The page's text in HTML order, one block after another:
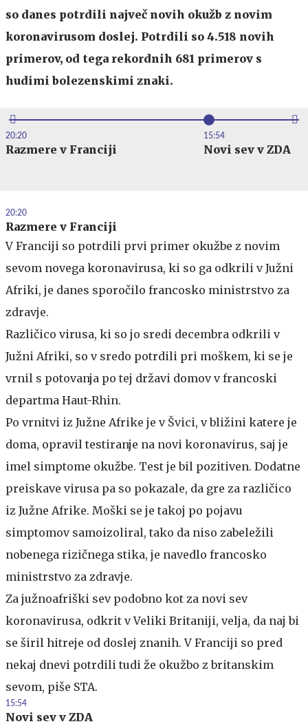
so danes potrdili največ novih okužb z novim
koronavirusom doslej. Potrdili so 4.518 novih
primerov, od tega rekordnih 681 primerov s
hudimi bolezenskimi znaki.
20:20
Razmere v Franciji
15:54
Novi sev v ZDA
20:20
Razmere v Franciji
V Franciji so potrdili prvi primer okužbe z novim
sevom novega koronavirusa, ki so ga odkrili v Južni
Afriki, je danes sporočilo francosko ministrstvo za
zdravje.
Različico virusa, ki so jo sredi decembra odkrili v
Južni Afriki, so v sredo potrdili pri moškem, ki se je
vrnil s potovanja po tej državi domov v francoski
departma Haut-Rhin.
Po vrnitvi iz Južne Afrike je v Švici, v bližini katere je
doma, opravil testiranje na novi koronavirus, saj je
imel simptome okužbe. Test je bil pozitiven. Dodatne
preiskave virusa pa so pokazale, da gre za različico
iz Južne Afrike. Moški se je takoj po pojavu
simptomov samoizoliral, tako da niso zabeležili
nobenega rizičnega stika, je navedlo francosko
ministrstvo za zdravje.
Za južnoafriški sev podobno kot za novi sev
koronavirusa, odkrit v Veliki Britaniji, velja, da naj bi
se širil hitreje od doslej znanih. V Franciji so pred
nekaj dnevi potrdili tudi že okužbo z britanskim
sevom, piše STA.
15:54
Novi sev v ZDA